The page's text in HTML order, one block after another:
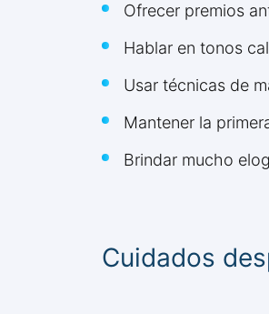
Ofrecer premios
Hablar en tonos
Usar técnicas de
Mantener la
Brindar mucho
Cuidados